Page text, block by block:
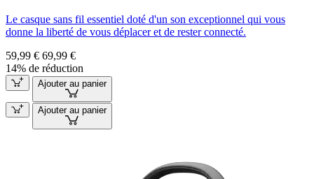
Le casque sans fil essentiel doté d'un son exceptionnel qui vous
donne la liberté de vous déplacer et de rester connecté.
59,99 € 69,99 €
14% de réduction
Ajouter au panier
Ajouter au panier